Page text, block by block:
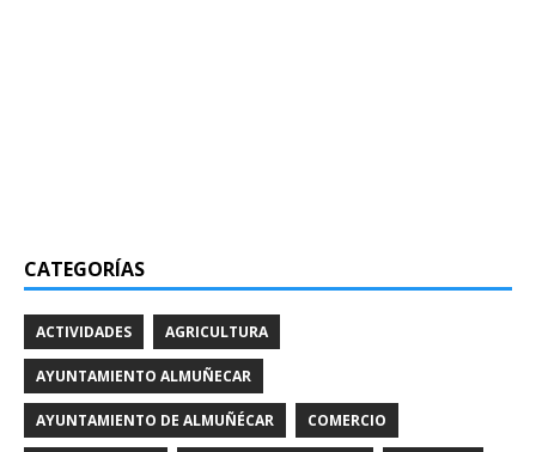
CATEGORÍAS
ACTIVIDADES AGRICULTURA
AYUNTAMIENTO ALMUÑECAR
AYUNTAMIENTO DE ALMUÑÉCAR COMERCIO